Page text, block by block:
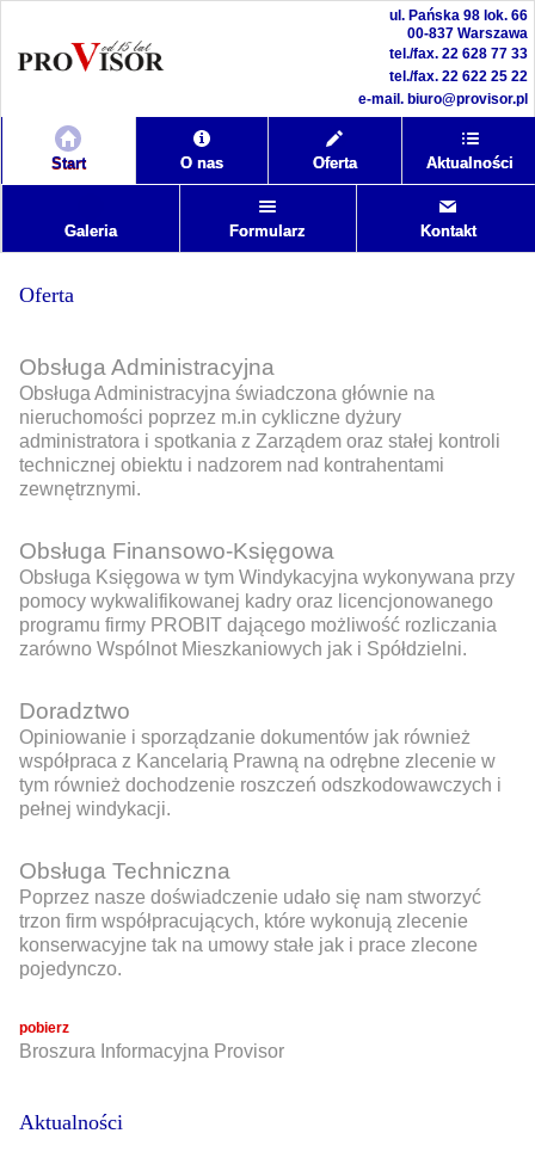
ul. Pańska 98 lok. 66
00-837 Warszawa
tel./fax. 22 628 77 33
tel./fax. 22 622 25 22
e-mail. biuro@provisor.pl
Start O nas Oferta Aktualności
Galeria Formularz Kontakt
Oferta
Obsługa Administracyjna
Obsługa Administracyjna świadczona głównie na
nieruchomości poprzez m.in cykliczne dyżury
administratora i spotkania z Zarządem oraz stałej kontroli
technicznej obiektu i nadzorem nad kontrahentami
zewnętrznymi.
Obsługa Finansowo-Księgowa
Obsługa Księgowa w tym Windykacyjna wykonywana przy
pomocy wykwalifikowanej kadry oraz licencjonowanego
programu firmy PROBIT dającego możliwość rozliczania
zarówno Wspólnot Mieszkaniowych jak i Spółdzielni.
Doradztwo
Opiniowanie i sporządzanie dokumentów jak również
współpraca z Kancelarią Prawną na odrębne zlecenie w
tym również dochodzenie roszczeń odszkodowawczych i
pełnej windykacji.
Obsługa Techniczna
Poprzez nasze doświadczenie udało się nam stworzyć
trzon firm współpracujących, które wykonują zlecenie
konserwacyjne tak na umowy stałe jak i prace zlecone
pojedynczo.
pobierz
Broszura Informacyjna Provisor
Aktualności